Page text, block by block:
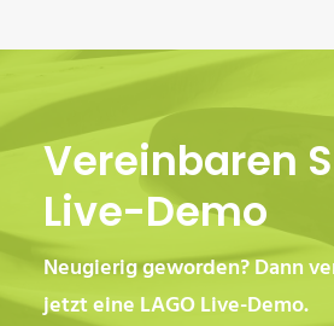
Vereinbaren
Live-Demo
Neugierig geworden? Dann
jetzt eine LAGO Live-Demo.